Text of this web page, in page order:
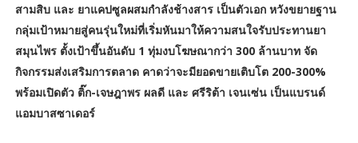
สามสิบ และ ยาแคปซูลผสมกำลังช้างสาร เป็นตัวเอก หวังขยายฐาน
กลุ่มเป้าหมายสู่คนรุ่นใหม่ที่เริ่มหันมาให้ความสนใจรับประทานยา
สมุนไพร ตั้งเป้าขึ้นอันดับ 1 ทุ่มงบโฆษณากว่า 300 ล้านบาท จัด
กิจกรรมส่งเสริมการตลาด คาดว่าจะมียอดขายเติบโต 200-300%
พร้อมเปิดตัว ติ๊ก-เจษฎาพร ผลดี และ ศรีริต้า เจนเซ่น เป็นแบรนด์
แอมบาสซาเดอร์